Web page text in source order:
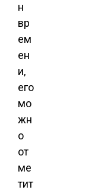
н
вр
ем
ен
и,
его
мо
жн
о
от
ме
тит